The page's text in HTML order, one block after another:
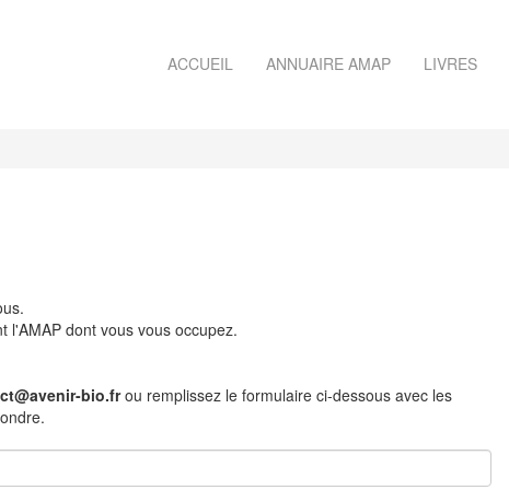
ACCUEIL ANNUAIRE AMAP LIVRES
l'AMAP dont vous vous occupez.
bio.frou remplissez le formulaire ci-dessous avec les